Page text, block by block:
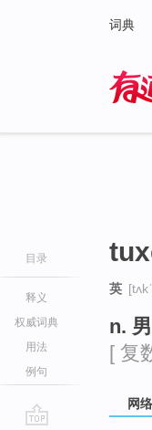
词典
目录
释义
权威词典
用法
例句
英
n.
[ 复
网